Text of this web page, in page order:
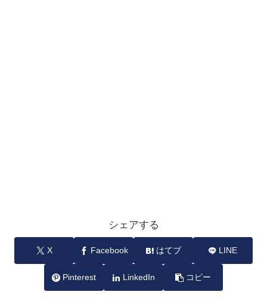
シェアする
X Facebook はてブ LINE
Pinterest LinkedIn コピー